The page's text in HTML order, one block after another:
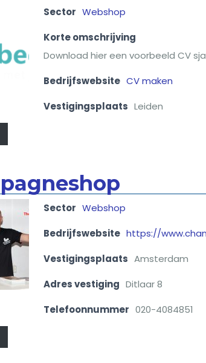
Sector Webshop
Korte omschrijving
Download hier een voorbeeld CV
Bedrijfswebsite CV maken
Vestigingsplaats Leiden
Sector Webshop
Bedrijfswebsite https://
Vestigingsplaats Amsterdam
Adres vestiging Ditlaar 8
Telefoonnummer 020-4084851